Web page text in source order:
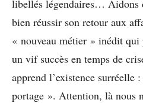
libellés légendaires… Aidons
bien réussir son retour aux
« nouveau métier » inédit
un vif succès en temps de
apprend l’existence surréelle
portage ». Attention, là nous